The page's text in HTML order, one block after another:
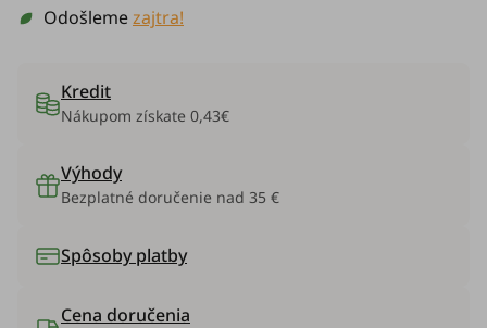
Odošlemezajtra!
Kredit
Nákupom získate 0,43€
Výhody
Bezplatné doručenie nad 35 €
Spôsoby platby
Cena doručenia